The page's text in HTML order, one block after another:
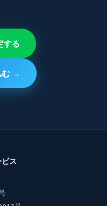
する
む →
ス